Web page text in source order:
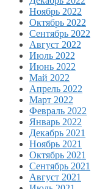
Ноябрь 2022
Октябрь 2022
Сентябрь 2022
Август 2022
Июль 2022
Июнь 2022
Май 2022
Апрель 2022
Март 2022
Февраль 2022
Январь 2022
Декабрь 2021
Ноябрь 2021
Октябрь 2021
Сентябрь 2021
Август 2021